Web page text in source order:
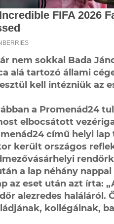
nem sokkal Bada
alá tartozó állami
kell intézniük az
a Promenád24
elbocsátott
című helyi
került országos
a lap néhány
az eset után azt írta:
alezredes haláláról.
kollégáinak,